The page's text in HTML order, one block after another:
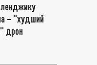
– "худший
дрон